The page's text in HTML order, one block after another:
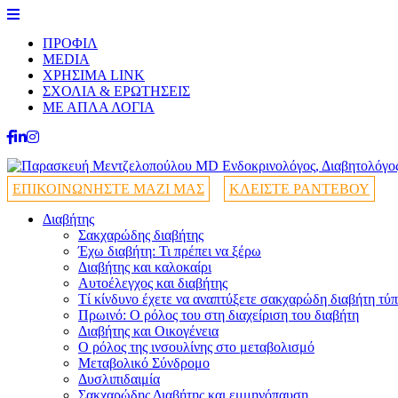
ΠΡΟΦΙΛ
MEDIA
ΧΡΗΣΙΜΑ LINK
ΣΧΟΛΙΑ & ΕΡΩΤΗΣΕΙΣ
ΜΕ ΑΠΛΑ ΛΟΓΙΑ
ΕΠΙΚΟΙΝΩΝΗΣΤΕ ΜΑΖΙ ΜΑΣ
ΚΛΕΙΣΤΕ ΡΑΝΤΕΒΟΥ
Διαβήτης
Σακχαρώδης διαβήτης
Έχω διαβήτη: Τι πρέπει να ξέρω
Διαβήτης και καλοκαίρι
Αυτοέλεγχος και διαβήτης
Τί κίνδυνο έχετε να αναπτύξετε σακχαρώδη διαβήτη
Πρωινό: Ο ρόλος του στη διαχείριση του διαβήτη
Διαβήτης και Οικογένεια
Ο ρόλος της ινσουλίνης στο μεταβολισμό
Μεταβολικό Σύνδρομο
Δυσλιπιδαιμία
Σακχαρώδης Διαβήτης και εμμηνόπαυση